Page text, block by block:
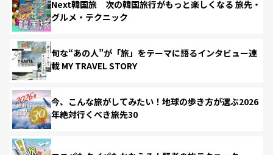
Next韓国旅 次の韓国旅行がもっと楽しくなる 旅先・
グルメ・テクニック
旬な“あの人”が「旅」をテーマに語るインタビュー連
載 MY TRAVEL STORY
今、こんな旅がしてみたい！地球の歩き方が選ぶ2026
年絶対行くべき旅先30